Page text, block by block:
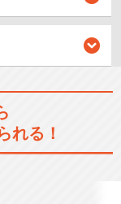
第2クール
第3クール
れる！